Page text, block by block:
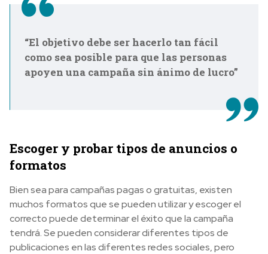
“El objetivo debe ser hacerlo tan fácil
como sea posible para que las personas
apoyen una campaña sin ánimo de lucro”
Escoger y probar tipos de anuncios o
formatos
Bien sea para campañas pagas o gratuitas, existen
muchos formatos que se pueden utilizar y escoger el
correcto puede determinar el éxito que la campaña
tendrá. Se pueden considerar diferentes tipos de
publicaciones en las diferentes redes sociales, pero